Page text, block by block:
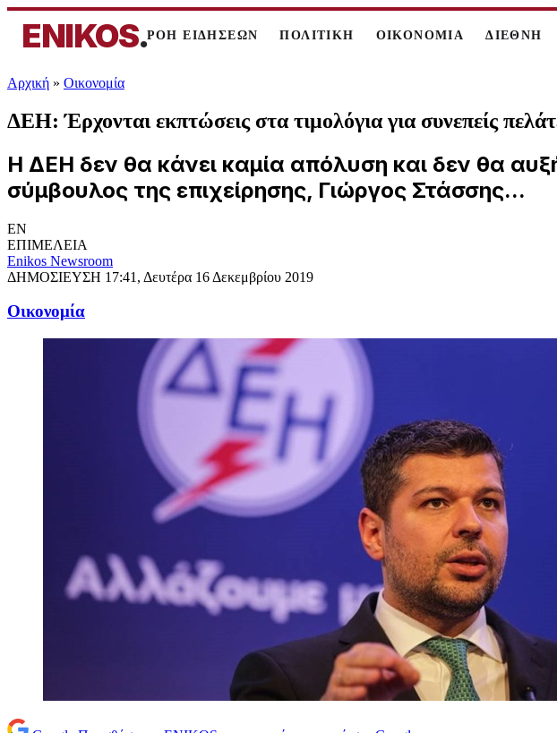
ENIKOS.ΡΟΗ ΕΙΔΗΣΕΩΝ ΠΟΛΙΤΙΚΗ ΟΙΚΟΝΟΜΙΑ ΔΙΕΘΝΗ
Αρχική » Oικονομία
ΔΕΗ: Έρχονται εκπτώσεις στα τιμολόγια για συνεπείς
Η ΔΕΗ δεν θα κάνει καμία απόλυση και δεν θα
σύμβουλος της επιχείρησης, Γιώργος Στάσσης...
EN
ΕΠΙΜΕΛΕΙΑ
Enikos Newsroom
ΔΗΜΟΣΙΕΥΣΗ 17:41, Δευτέρα 16 Δεκεμβρίου 2019
Oικονομία